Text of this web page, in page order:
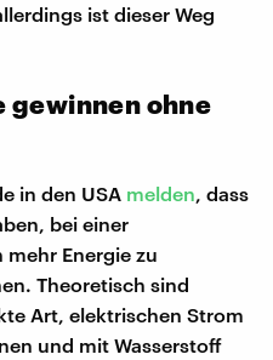
ist dieser Weg
gewinnen ohne
in den USA melden , dass
bei einer
Energie zu
Theoretisch sind
Art, elektrischen Strom
und mit Wasserstoff